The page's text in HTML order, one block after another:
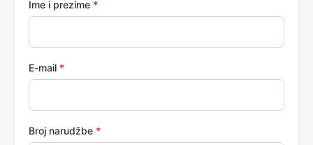
Ime i prezime *
E-mail *
Broj narudžbe *